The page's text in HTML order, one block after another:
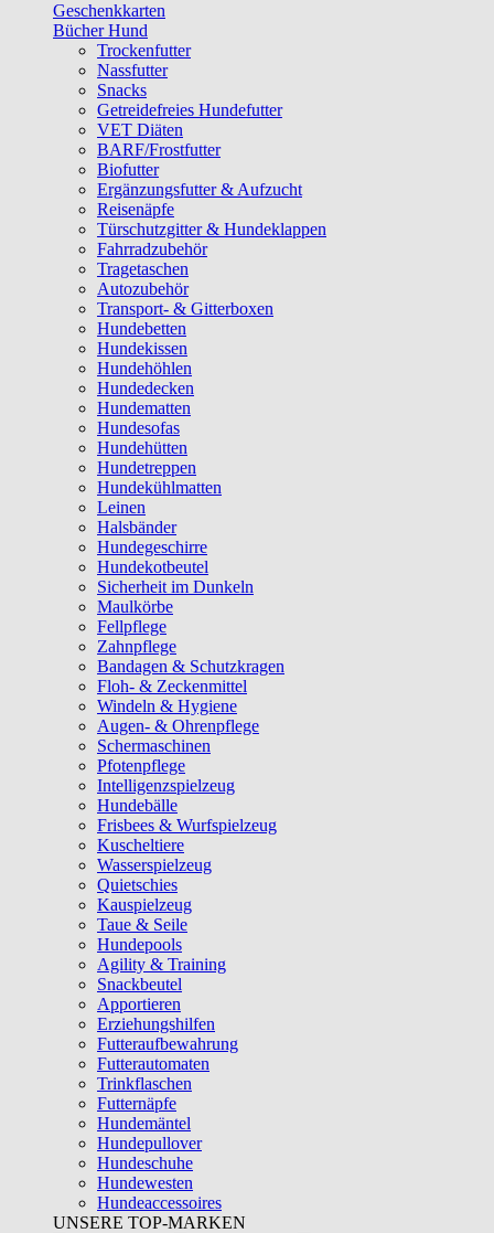
Geschenkkarten
Bücher Hund
Trockenfutter
Nassfutter
Snacks
Getreidefreies Hundefutter
VET Diäten
BARF/Frostfutter
Biofutter
Ergänzungsfutter & Aufzucht
Reisenäpfe
Türschutzgitter & Hundeklappen
Fahrradzubehör
Tragetaschen
Autozubehör
Transport- & Gitterboxen
Hundebetten
Hundekissen
Hundehöhlen
Hundedecken
Hundematten
Hundesofas
Hundehütten
Hundetreppen
Hundekühlmatten
Leinen
Halsbänder
Hundegeschirre
Hundekotbeutel
Sicherheit im Dunkeln
Maulkörbe
Fellpflege
Zahnpflege
Bandagen & Schutzkragen
Floh- & Zeckenmittel
Windeln & Hygiene
Augen- & Ohrenpflege
Schermaschinen
Pfotenpflege
Intelligenzspielzeug
Hundebälle
Frisbees & Wurfspielzeug
Kuscheltiere
Wasserspielzeug
Quietschies
Kauspielzeug
Taue & Seile
Hundepools
Agility & Training
Snackbeutel
Apportieren
Erziehungshilfen
Futteraufbewahrung
Futterautomaten
Trinkflaschen
Futternäpfe
Hundemäntel
Hundepullover
Hundeschuhe
Hundewesten
Hundeaccessoires
UNSERE TOP-MARKEN